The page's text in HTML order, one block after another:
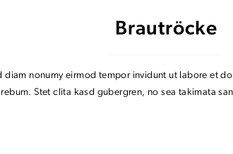
Brautröcke
nonumy eirmod tempor invidunt ut labore et
Stet clita kasd gubergren, no sea takimata